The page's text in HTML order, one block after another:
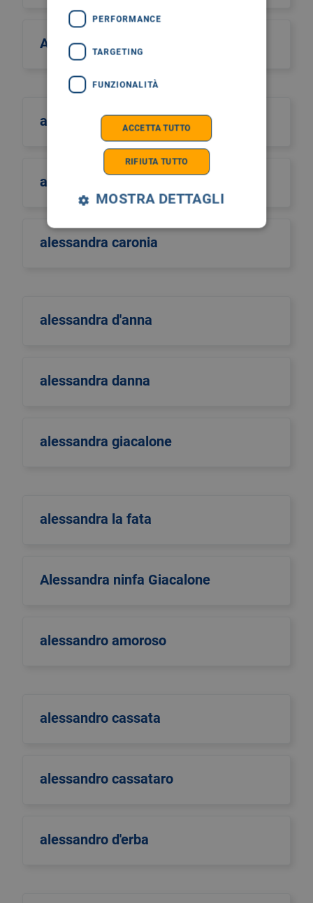
Alcos Zahar
aldo scarpa
aldo sinigaglia
alessandra caronia
alessandra d'anna
alessandra danna
alessandra giacalone
alessandra la fata
Alessandra ninfa Giacalone
alessandro amoroso
alessandro cassata
alessandro cassataro
alessandro d'erba
PERFORMANCE
TARGETING
FUNZIONALITÀ
ACCETTA TUTTO
RIFIUTA TUTTO
MOSTRA DETTAGLI